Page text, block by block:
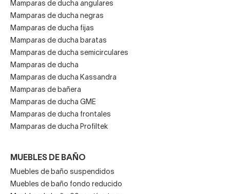
Mamparas de ducha angulares
Mamparas de ducha negras
Mamparas de ducha fijas
Mamparas de ducha baratas
Mamparas de ducha semicirculares
Mamparas de ducha
Mamparas de ducha Kassandra
Mamparas de bañera
Mamparas de ducha GME
Mamparas de ducha frontales
Mamparas de ducha Profiltek
MUEBLES DE BAÑO
Muebles de baño suspendidos
Muebles de baño fondo reducido